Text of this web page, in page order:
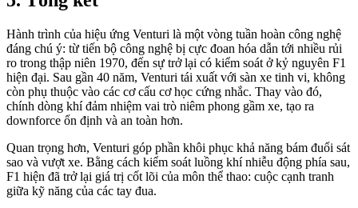
Hành trình của hiệu ứng Venturi là một vòng tuần hoàn công nghệ
đáng chú ý: từ tiến bộ công nghệ bị cực đoan hóa dẫn tới nhiều rủi
ro trong thập niên 1970, đến sự trở lại có kiểm soát ở kỷ nguyên F1
hiện đại. Sau gần 40 năm, Venturi tái xuất với sàn xe tinh vi, không
còn phụ thuộc vào các cơ cấu cơ học cứng nhắc. Thay vào đó,
chính dòng khí đảm nhiệm vai trò niêm phong gầm xe, tạo ra
downforce ổn định và an toàn hơn.
Quan trọng hơn, Venturi góp phần khôi phục khả năng bám đuổi sát
sao và vượt xe. Bằng cách kiểm soát luồng khí nhiễu động phía sau,
F1 hiện đã trở lại giá trị cốt lõi của môn thể thao: cuộc cạnh tranh
giữa kỹ năng của các tay đua.